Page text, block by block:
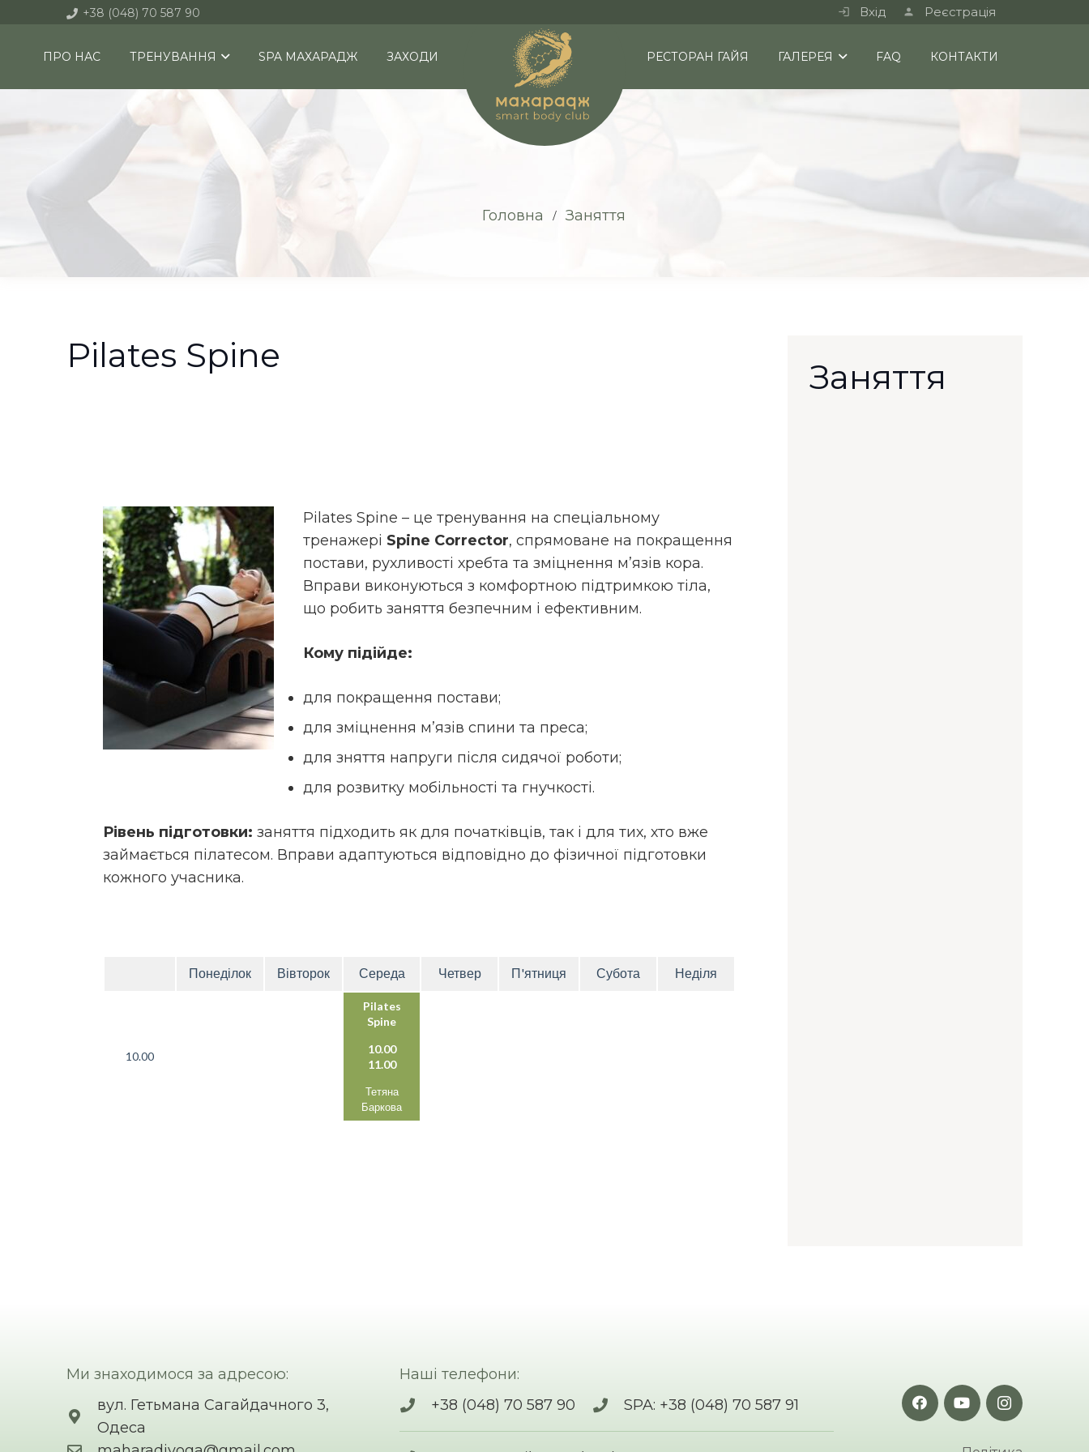
+38 (048) 70 587 90 Вхід Реєстрація
ПРО НАС ТРЕНУВАННЯ SPA МАХАРАДЖ ЗАХОДИ РЕСТОРАН ГАЙЯ ГАЛЕРЕЯ FAQ КОНТАКТИ
Головна Заняття
Pilates Spine
Pilates Spine – це тренування на спеціальному
тренажері Spine Corrector, спрямоване на покращення
постави, рухливості хребта та зміцнення м’язів кора.
Вправи виконуються з комфортною підтримкою тіла,
що робить заняття безпечним і ефективним.
Кому підійде:
для покращення постави;
для зміцнення м’язів спини та преса;
для зняття напруги після сидячої роботи;
для розвитку мобільності та гнучкості.
Рівень підготовки: заняття підходить як для початківців, так і для тих, хто вже
займається пілатесом. Вправи адаптуються відповідно до фізичної підготовки
кожного учасника.
Понеділок Вівторок Середа Четвер П'ятниця Субота Неділя
10.00
Pilates
Spine
10.00
11.00
Тетяна
Баркова
Заняття
Ми знаходимося за адресою:
вул. Гетьмана Сагайдачного 3,
Одеса
Наші телефони:
+38 (048) 70 587 90
SPA: +38 (048) 70 587 91